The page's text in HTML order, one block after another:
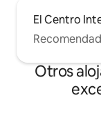
El Centro
Otros